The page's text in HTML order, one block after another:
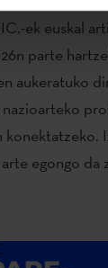
ek euskal
parte
aukeratuko
konektatzeko.
egongo da